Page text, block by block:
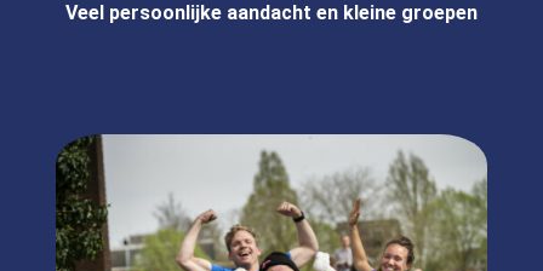
Veel persoonlijke aandacht en kleine groepen